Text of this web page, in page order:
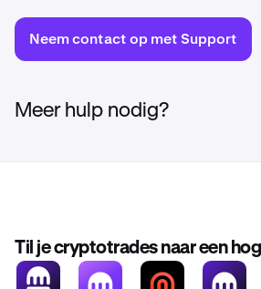
Neem contact op met Support
Meer hulp nodig?
Til je cryptotrades naar een